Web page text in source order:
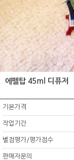
에펠탑 45ml 디퓨저
기본가격
작업기간
별점평가/평가점수
판매자문의